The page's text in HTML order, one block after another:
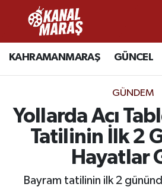
KAHRAMANMARAŞ GÜNCEL
GÜNDEM
Yollarda Acı
Tatilinin İlk 2
Hayatlar
Bayram tatilinin ilk 2
CANLI YAYIN
KAHRAMANMARAŞ
SPOR
SİYASET
Kahramanmaraş Nöbetçi
Kahramanmaraş Hava
Kahramanmaraş Trafik
Süper Lig Puan Durumu ve